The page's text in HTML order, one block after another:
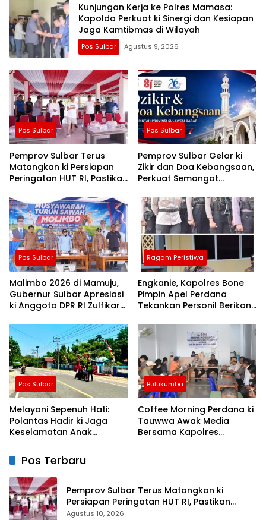
Kunjungan Kerja ke Polres Mamasa:
Kapolda Perkuat ki Sinergi dan Kesiapan
Jaga Kamtibmas di Wilayah
Pos Sulbar Agustus 9, 2026
Pos Sulbar
Pemprov Sulbar Terus
Matangkan ki Persiapan
Peringatan HUT RI, Pastikan
Pos Sulbar
Pemprov Sulbar Gelar ki
Zikir dan Doa Kebangsaan,
Perkuat Semangat
Persatuan
Pos Sulbar
Malimbo 2026 di Mamuju,
Gubernur Sulbar Apresiasi
ki Anggota DPR RI Zulfikar
Dapat Alsintan dan Pupuk
Ragam Peristiwa
Engkanie, Kapolres Bone
Pimpin Apel Perdana
Tekankan Personil Berikan
Pos Sulbar
Melayani Sepenuh Hati:
Polantas Hadir ki Jaga
Keselamatan Anak
Budaya Tertib Sejak Dini
Bulukumba
Coffee Morning Perdana ki
Tauwwa Awak Media
Bersama Kapolres
Pos Terbaru
Pemprov Sulbar Terus Matangkan ki
Persiapan Peringatan HUT RI, Pastikan
Berjalan Lancar
Agustus 10, 2026